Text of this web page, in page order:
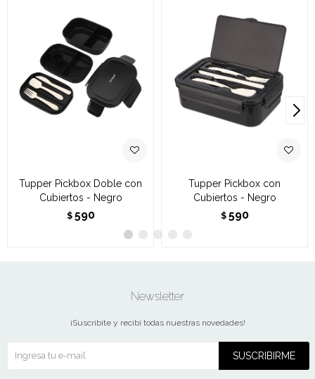
Tupper Pickbox Doble con
Cubiertos - Negro
$ 590
Tupper Pickbox con
Cubiertos - Negro
$ 590
Newsletter
¡Suscribite y recibí todas nuestras novedades!
SUSCRIBIRME